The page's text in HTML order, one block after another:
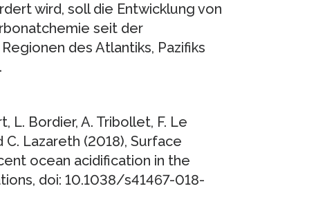
wird, soll die Entwicklung von
seit der
des Atlantiks, Pazifiks
L. Bordier, A. Tribollet, F. Le
C. Lazareth (2018), Surface
ocean acidification in the
doi: 10.1038/s41467-018-